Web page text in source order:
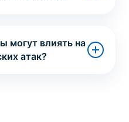
могут влиять на
атак?